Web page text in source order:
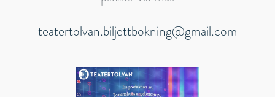
teatertolvan.biljettbokning@gmail.com